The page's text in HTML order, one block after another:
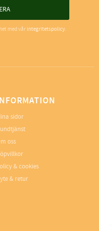
med vårintegritetspolicy.
sidor
oss
& cookies
& retur